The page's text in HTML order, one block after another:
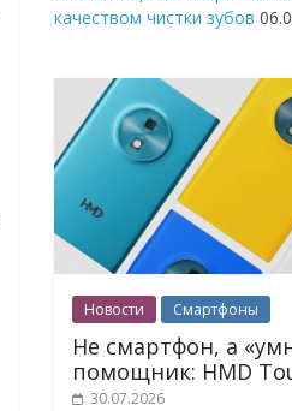
качеством чистки зубов
Новости Смартфоны
Не смартфон, а
помощник: HMD
30.07.2026